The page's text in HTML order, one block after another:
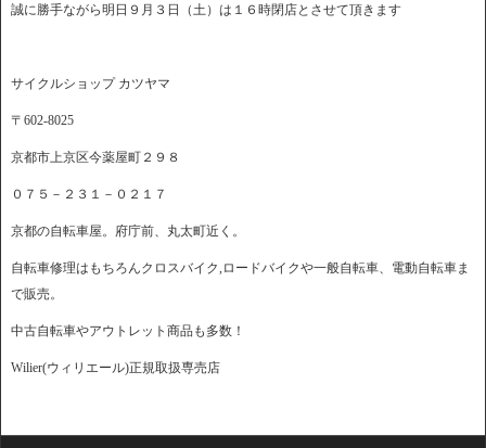
誠に勝手ながら明日９月３日（土）は１６時閉店とさせて頂きます
サイクルショップ カツヤマ
〒602-8025
京都市上京区今薬屋町２９８
０７５－２３１－０２１７
京都の自転車屋。府庁前、丸太町近く。
自転車修理はもちろんクロスバイク,ロードバイクや一般自転車、電動自転車ま
で販売。
中古自転車やアウトレット商品も多数！
Wilier(ウィリエール)正規取扱専売店